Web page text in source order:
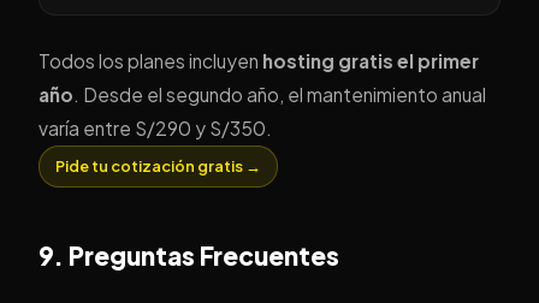
Todos los planes incluyen hosting gratis el primer
año. Desde el segundo año, el mantenimiento anual
varía entre S/290 y S/350.
Pide tu cotización gratis →
9. Preguntas Frecuentes